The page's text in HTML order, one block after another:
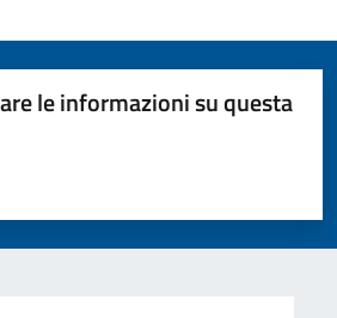
le informazioni su questa
5 stelle su 5
su 5
su 5
5